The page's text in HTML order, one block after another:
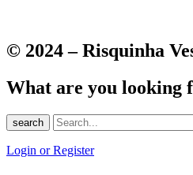
© 2024 – Risquinha
What are you looking
search
Login or Register